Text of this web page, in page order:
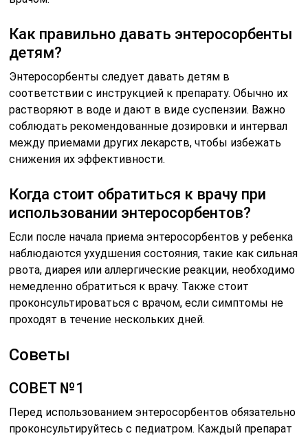
Как правильно давать энтеросорбенты
детям?
Энтеросорбенты следует давать детям в
соответствии с инструкцией к препарату. Обычно их
растворяют в воде и дают в виде суспензии. Важно
соблюдать рекомендованные дозировки и интервал
между приемами других лекарств, чтобы избежать
снижения их эффективности.
Когда стоит обратиться к врачу при
использовании энтеросорбентов?
Если после начала приема энтеросорбентов у ребенка
наблюдаются ухудшения состояния, такие как сильная
рвота, диарея или аллергические реакции, необходимо
немедленно обратиться к врачу. Также стоит
проконсультироваться с врачом, если симптомы не
проходят в течение нескольких дней.
Советы
СОВЕТ №1
Перед использованием энтеросорбентов обязательно
проконсультируйтесь с педиатром. Каждый препарат